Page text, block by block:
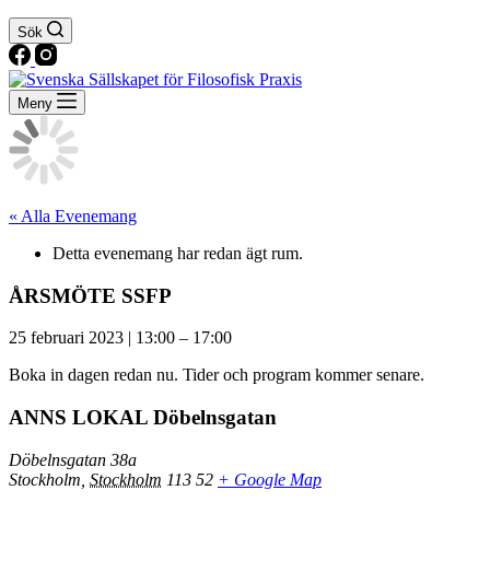
Sök
Meny
« Alla Evenemang
Detta evenemang har redan ägt rum.
ÅRSMÖTE SSFP
25 februari 2023 | 13:00 – 17:00
Boka in dagen redan nu. Tider och program kommer senare.
ANNS LOKAL Döbelnsgatan
Döbelnsgatan 38a
Stockholm Stockholm 113 52 + Google Map